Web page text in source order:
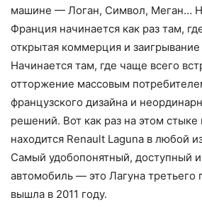
машине — Логан, Символ, Меган…
Франция начинается как раз там,
открытая коммерция и заигрывание
Начинается там, где чаще всего
отторжение массовым
французского дизайна и
решений. Вот как раз на этом
находится Renault Laguna в любой
Самый удобопонятный, доступный
автомобиль — это Лагуна третьего
вышла в 2011 году.